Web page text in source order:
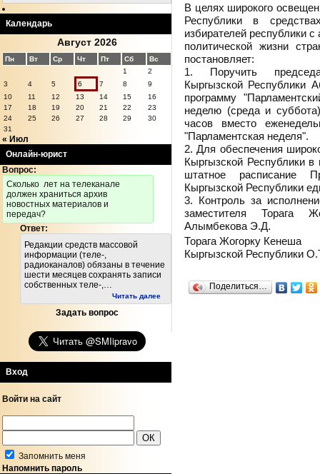
Календарь
Август 2026
Пн Вт Ср Чт Пт Сб
Вс
1
2
3
4 5 6 7 8
9
10
11 12 13 14 15
16
17
18 19 20 21 22
23
24
25 26 27 28 29
30
31
« Июл
Онлайн-юрист
Вопрос:
Cколько лет на телеканале
должен храниться архив
новостных материалов и
передач?
Ответ:
Редакции средств массовой
информации (теле-,
радиоканалов) обязаны в течение
шести месяцев сохранять записи
собственных теле-,…
Читать далее
Задать вопрос
Вход
Войти на сайт
Запомнить меня
Напомнить пароль
В целях широкого
Республики в
избирателей республики
политической жизни
постановляет:
1. Поручить
Кыргызской Республики
программу
неделю (среда и
часов вместо
"Парламентская неделя".
2. Для обеспечения
Кыргызской Республики в
штатное расписание
Кыргызской Республики
3. Контроль за
заместителя Торага
Алымбекова Э.Д.
Торага Жогорку Кенеша
Кыргызской Республики
Поделиться…